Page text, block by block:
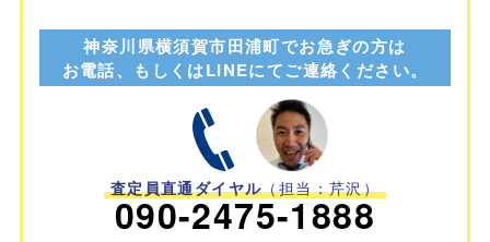
神奈川県横須賀市田浦町でお急ぎの方は
お電話、もしくはLINEにてご連絡ください。
査定員直通ダイヤル（担当：芹沢）
090-2475-1888